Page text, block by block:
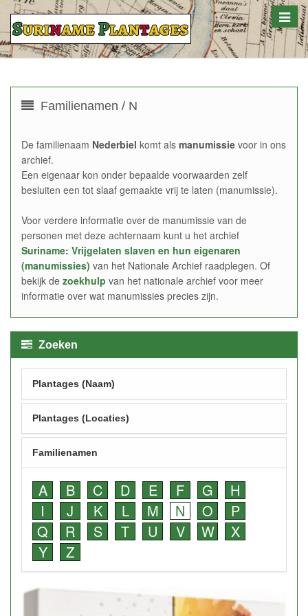
Toggle
Familienamen / N
De familienaam Nederbiel komt als manumissie voor in ons
archief.
Een eigenaar kon onder bepaalde voorwaarden zelf
besluiten een tot slaaf gemaakte vrij te laten (manumissie).
Voor verdere informatie over de manumissie van de
personen met deze achternaam kunt u het archief
Suriname: Vrijgelaten slaven en hun eigenaren
(manumissies) van het Nationale Archief raadplegen. Of
bekijk de zoekhulp van het nationale archief voor meer
informatie over wat manumissies precies zijn.
Zoeken
Plantages (Naam)
Plantages (Locaties)
Familienamen
A B C D E F G
H
I
J K L M N O
P
Q
R S T U V W
X
Y
Z